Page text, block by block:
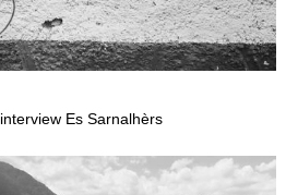
interview Es Sarnalhèrs